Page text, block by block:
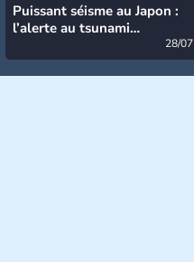
Puissant séisme au Japon :
l’alerte au tsunami
28/07